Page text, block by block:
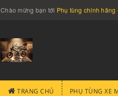
Chào mừng bạn tới Phụ tùng chính
TRANG CHỦ PHỤ TÙNG XE